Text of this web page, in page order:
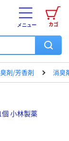
カゴ
メニュー
剤/芳香剤 消臭
小林製薬